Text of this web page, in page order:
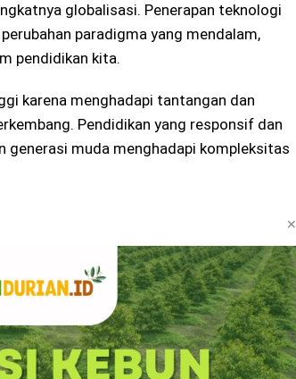
globalisasi. Penerapan teknologi
paradigma yang mendalam,
pendidikan kita.
karena menghadapi tantangan dan
Pendidikan yang responsif dan
generasi muda menghadapi kompleksitas
✕